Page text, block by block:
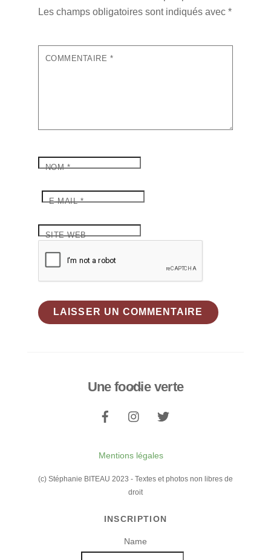
Les champs obligatoires sont indiqués avec *
COMMENTAIRE *
NOM*
E-MAIL*
SITE WEB
Back
Top
Une foodie verte
Mentions légales
(c) Stéphanie BITEAU 2023 - Textes et photos non libres de
droit
INSCRIPTION
Name